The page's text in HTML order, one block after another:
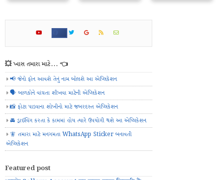
💥 ખાસ તમારા માટે... 👈
📢 જેનો ફોન આવશે તેનું નામ બોલશે આ એપ્લિકેશન
🗣️ બાળકોને વાંચતા શીખવા માટેની એપ્લિકેશન
📸 ફોટા પાડવાના શોખીનો માટે જબરદસ્ત એપ્લિકેશન
🚘 ડ્રાઈવિંગ કરતા કે કામમાં હોય ત્યારે ઉપયોગી થશે આ એપ્લિકેશન
🧚 તમારા માટે મનગમતા WhatsApp Sticker બનાવતી
એપ્લિકેશન
Featured post